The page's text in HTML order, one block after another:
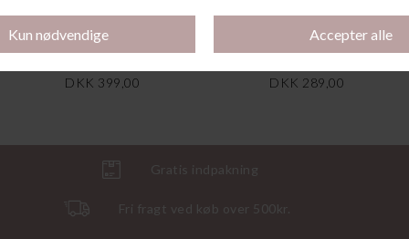
DKK 399,00
DKK 289,00
Gratis indpakning
Fri fragt ved køb over 500kr.